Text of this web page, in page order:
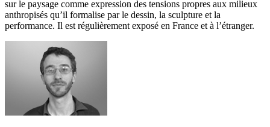
sur le paysage comme expression des tensions propres aux milieux
anthropisés qu’il formalise par le dessin, la sculpture et la
performance. Il est régulièrement exposé en France et à l’étranger.